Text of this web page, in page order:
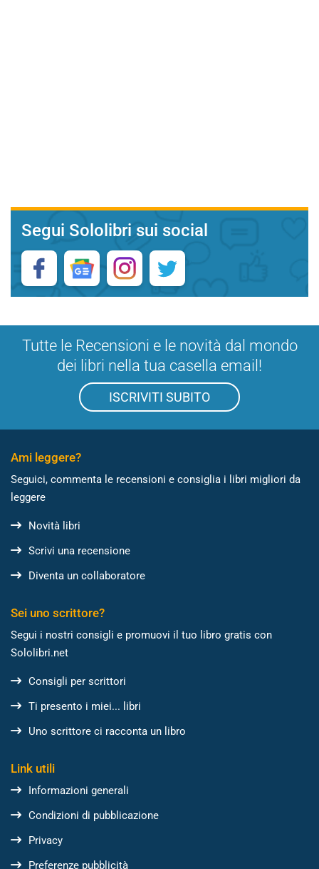
Segui Sololibri sui social
Tutte le Recensioni e le novità dal mondo
dei libri nella tua casella email!
ISCRIVITI SUBITO
Ami leggere?
Seguici, commenta le recensioni e consiglia i libri migliori da
leggere
Novità libri
Scrivi una recensione
Diventa un collaboratore
Sei uno scrittore?
Segui i nostri consigli e promuovi il tuo libro gratis con
Sololibri.net
Consigli per scrittori
Ti presento i miei... libri
Uno scrittore ci racconta un libro
Link utili
Informazioni generali
Condizioni di pubblicazione
Privacy
Preferenze pubblicità